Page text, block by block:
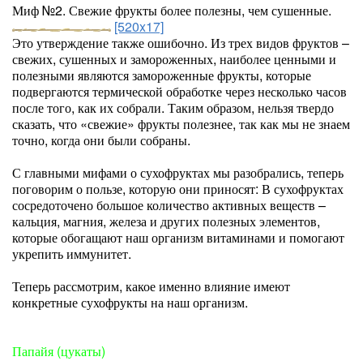
Миф №2. Свежие фрукты более полезны, чем сушенные.
[520x17]
Это утверждение также ошибочно. Из трех видов фруктов –
свежих, сушенных и замороженных, наиболее ценными и
полезными являются замороженные фрукты, которые
подвергаются термической обработке через несколько часов
после того, как их собрали. Таким образом, нельзя твердо
сказать, что «свежие» фрукты полезнее, так как мы не знаем
точно, когда они были собраны.
С главными мифами о сухофруктах мы разобрались, теперь
поговорим о пользе, которую они приносят: В сухофруктах
сосредоточено большое количество активных веществ –
кальция, магния, железа и других полезных элементов,
которые обогащают наш организм витаминами и помогают
укрепить иммунитет.
Теперь рассмотрим, какое именно влияние имеют
конкретные сухофрукты на наш организм.
Папайя (цукаты)